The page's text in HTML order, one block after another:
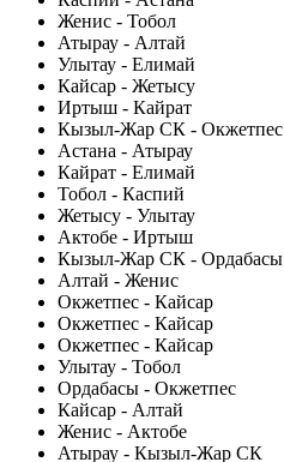
Женис - Тобол
Атырау - Алтай
Улытау - Елимай
Кайсар - Жетысу
Иртыш - Кайрат
Кызыл-Жар СК - Окжетпес
Астана - Атырау
Кайрат - Елимай
Тобол - Каспий
Жетысу - Улытау
Актобе - Иртыш
Кызыл-Жар СК - Ордабасы
Алтай - Женис
Окжетпес - Кайсар
Окжетпес - Кайсар
Окжетпес - Кайсар
Улытау - Тобол
Ордабасы - Окжетпес
Кайсар - Алтай
Женис - Актобе
Атырау - Кызыл-Жар СК